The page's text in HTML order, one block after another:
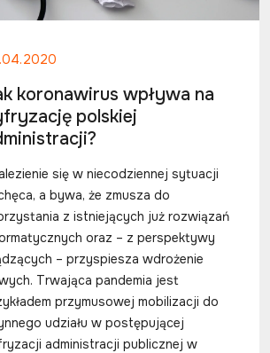
koronawirus wpływa na
polskiej
się w niecodziennej sytuacji
a bywa, że zmusza do
z istniejących już rozwiązań
oraz – z perspektywy
– przyspiesza wdrożenie
Trwająca pandemia jest
przymusowej mobilizacji do
udziału w postępującej
administracji publicznej w